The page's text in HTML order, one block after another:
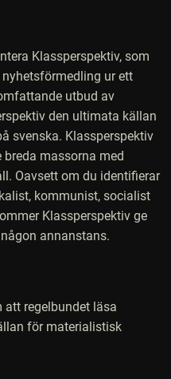
Klassperspektiv, som
ur ett
utbud av
den ultimata källan
svenska. Klassperspektiv
massorna med
Oavsett om du identifierar
kommunist, socialist
Klassperspektiv ge
annanstans.
att regelbundet läsa
för materialistisk